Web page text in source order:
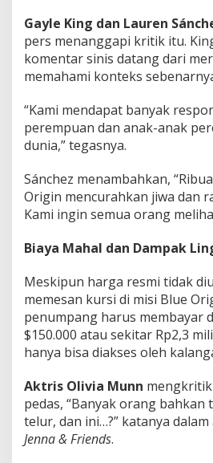
Gayle King dan Lauren
pers menanggapi kritik itu.
komentar sinis datang dari
memahami konteks
“Kami mendapat banyak
perempuan dan anak-anak
dunia,” tegasnya.
Sánchez menambahkan,
Origin mencurahkan jiwa dan
Kami ingin semua orang
Biaya Mahal dan Dampak
Meskipun harga resmi tidak
memesan kursi di misi Blue
penumpang harus membayar
$150.000 atau sekitar Rp2,3
hanya bisa diakses oleh
Aktris Olivia Munn
pedas, “Banyak orang bahkan
telur, dan ini…?” katanya dalam
Jenna & Friends.